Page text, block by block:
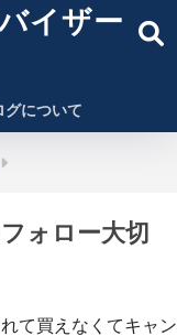
イザー
グについて
ォロー大切
て買えなくてキャン